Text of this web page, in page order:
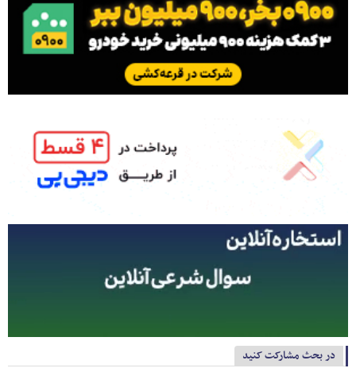
در بحث مشارکت کنید